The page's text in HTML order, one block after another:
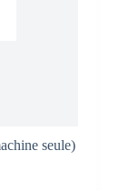
seule)